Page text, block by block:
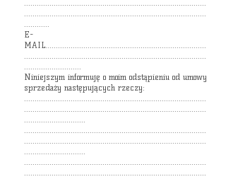
......................................................................................
......................................................................................
............
E-
MAIL............................................................................
......................................................................................
...........................
Niniejszym informuję o moim odstąpieniu od umowy
sprzedaży następujących rzeczy:
......................................................................................
......................................................................................
.............................
......................................................................................
......................................................................................
.............................
......................................................................................
......................................................................................